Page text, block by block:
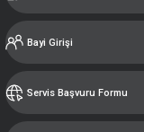
Bayi Girişi
Servis Başvuru Formu